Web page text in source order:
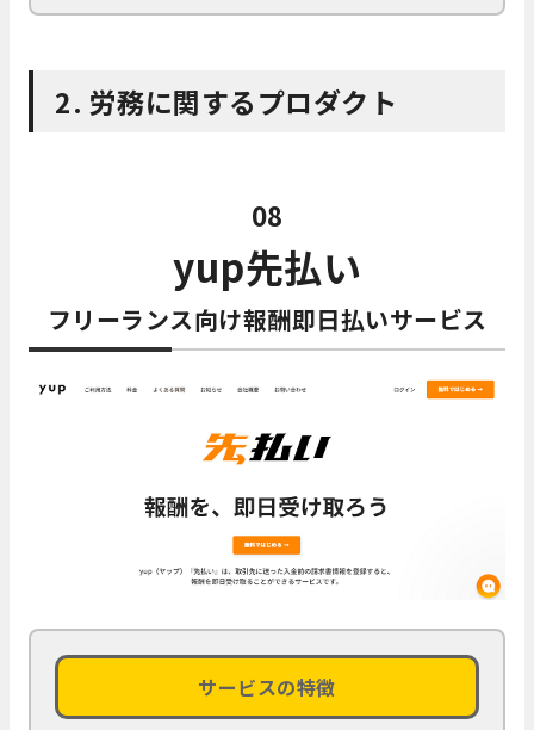
2. 労務に関するプロダクト
08
yup先払い
フリーランス向け報酬即日払いサービス
サービスの特徴